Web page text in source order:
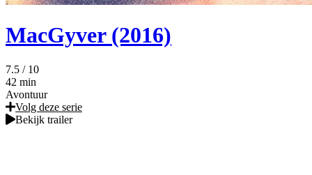
MacGyver (2016)
7.5 / 10
42 min
Avontuur
Volg deze serie
Bekijk trailer